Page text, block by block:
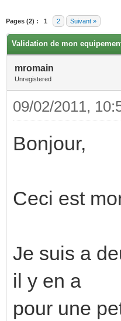
Pages (2) : 1 2 Suivant »
Validation de mon
mromain
Unregistered
09/02/2011,
Bonjour,
Ceci est
Je suis a
il y en a
pour une